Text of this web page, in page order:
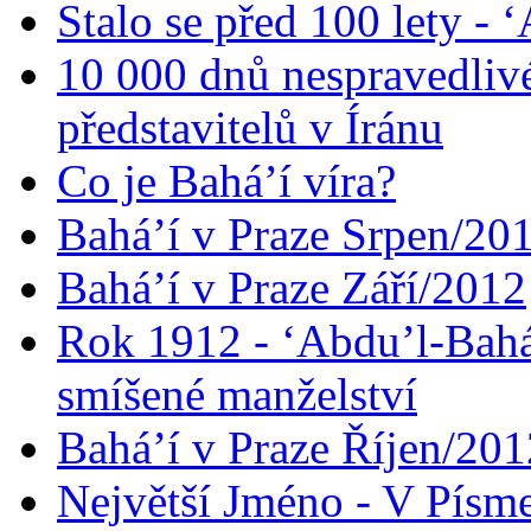
Stalo se před 100 lety -
10 000 dnů
představitelů v Íránu
Co je Bahá’í víra?
Bahá’í v Praze Srpen/
Bahá’í v Praze Září/2012
Rok 1912 - ‘Abdu’l-
smíšené manželství
Bahá’í v Praze Říjen/
Největší Jméno - V